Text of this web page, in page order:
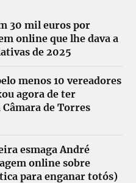
30 mil euros por
online que lhe dava a
de 2025
menos 10 vereadores
agora de ter
de Torres
esmaga André
online sobre
para enganar totós)